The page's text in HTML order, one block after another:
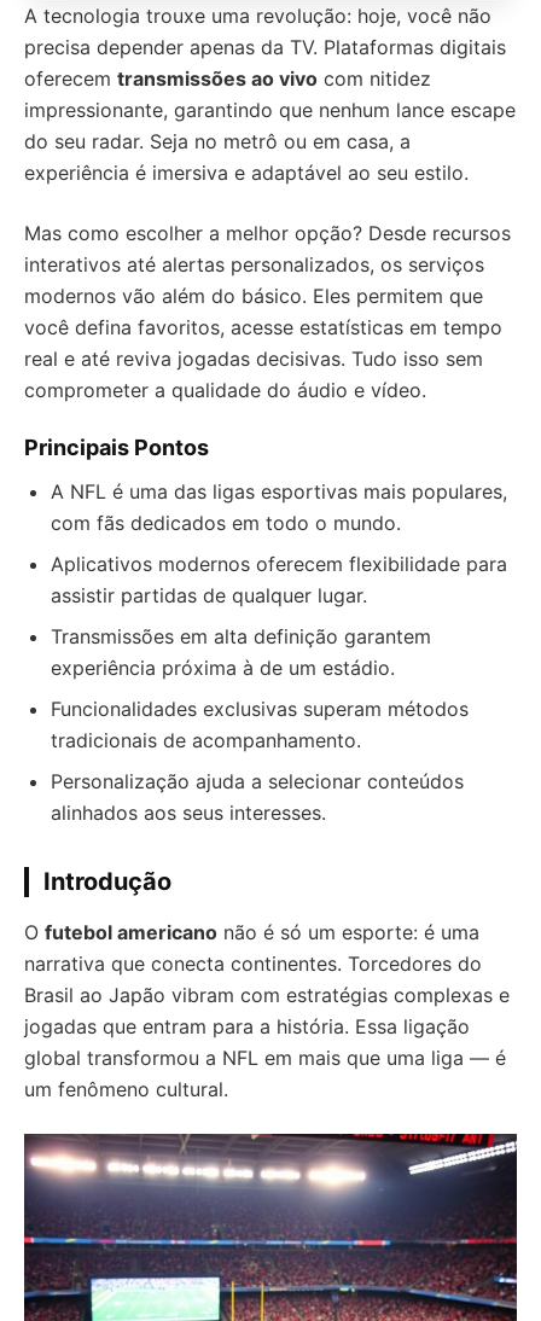
A tecnologia trouxe uma revolução: hoje, você não
precisa depender apenas da TV. Plataformas digitais
oferecem transmissões ao vivo com nitidez
impressionante, garantindo que nenhum lance escape
do seu radar. Seja no metrô ou em casa, a
experiência é imersiva e adaptável ao seu estilo.
Mas como escolher a melhor opção? Desde recursos
interativos até alertas personalizados, os serviços
modernos vão além do básico. Eles permitem que
você defina favoritos, acesse estatísticas em tempo
real e até reviva jogadas decisivas. Tudo isso sem
comprometer a qualidade do áudio e vídeo.
Principais Pontos
A NFL é uma das ligas esportivas mais populares,
com fãs dedicados em todo o mundo.
Aplicativos modernos oferecem flexibilidade para
assistir partidas de qualquer lugar.
Transmissões em alta definição garantem
experiência próxima à de um estádio.
Funcionalidades exclusivas superam métodos
tradicionais de acompanhamento.
Personalização ajuda a selecionar conteúdos
alinhados aos seus interesses.
Introdução
O futebol americano não é só um esporte: é uma
narrativa que conecta continentes. Torcedores do
Brasil ao Japão vibram com estratégias complexas e
jogadas que entram para a história. Essa ligação
global transformou a NFL em mais que uma liga — é
um fenômeno cultural.